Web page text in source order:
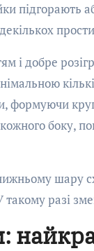
підгорають
і добре
формуючи
боку,
шару
разі